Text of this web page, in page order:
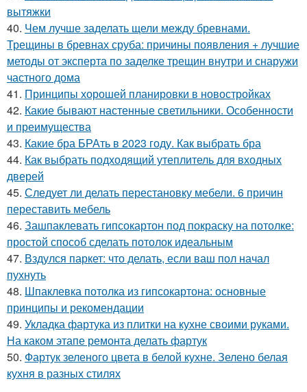
вытяжки
40. Чем лучше заделать щели между бревнами.
Трещины в бревнах сруба: причины появления + лучшие
методы от эксперта по заделке трещин внутри и снаружи
частного дома
41. Принципы хорошей планировки в новостройках
42. Какие бывают настенные светильники. Особенности
и преимущества
43. Какие бра БРАть в 2023 году. Как выбрать бра
44. Как выбрать подходящий утеплитель для входных
дверей
45. Следует ли делать перестановку мебели. 6 причин
переставить мебель
46. Зашпаклевать гипсокартон под покраску на потолке:
простой способ сделать потолок идеальным
47. Вздулся паркет: что делать, если ваш пол начал
пухнуть
48. Шпаклевка потолка из гипсокартона: основные
принципы и рекомендации
49. Укладка фартука из плитки на кухне своими руками.
На каком этапе ремонта делать фартук
50. Фартук зеленого цвета в белой кухне. Зелено белая
кухня в разных стилях